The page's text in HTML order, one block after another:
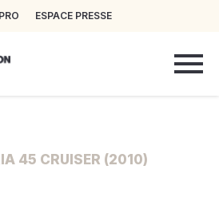
ESPACE PRESSE
45 CRUISER (2010)